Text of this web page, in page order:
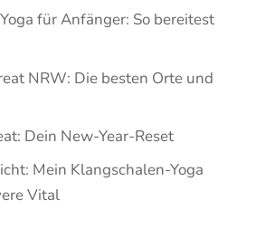
für Anfänger: So bereitest
NRW: Die besten Orte und
Dein New-Year-Reset
Mein Klangschalen-Yoga
Vital